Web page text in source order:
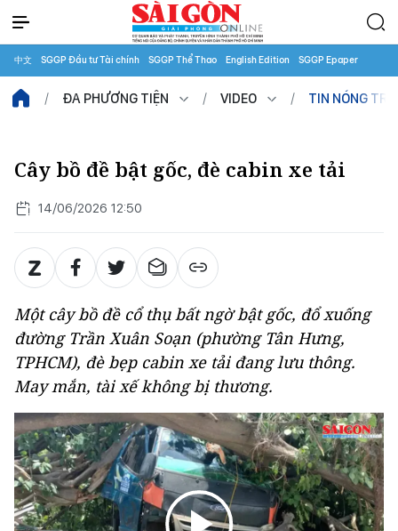
中文 SGGP Đầu tư Tài chính SGGP Thể Thao English Edition SGGP Epaper
ĐA PHƯƠNG TIỆN VIDEO TIN NÓNG
Cây bồ đề bật gốc, đè cabin xe tải
14/06/2026 12:50
Một cây bồ đề cổ thụ bất ngờ bật gốc, đổ xuống
đường Trần Xuân Soạn (phường Tân Hưng,
TPHCM), đè bẹp cabin xe tải đang lưu thông.
May mắn, tài xế không bị thương.